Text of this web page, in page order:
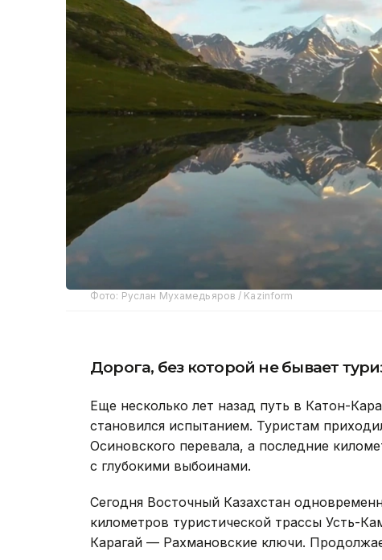
Фото: Руслан Мухамедьяров / Kazinform
Дорога, без которой не бывает
Еще несколько лет назад путь в Катон-
становился испытанием. Туристам
Осиновского перевала, а последние
с глубокими выбоинами.
Сегодня Восточный Казахстан
километров туристической трассы Усть-
Карагай — Рахмановские ключи.